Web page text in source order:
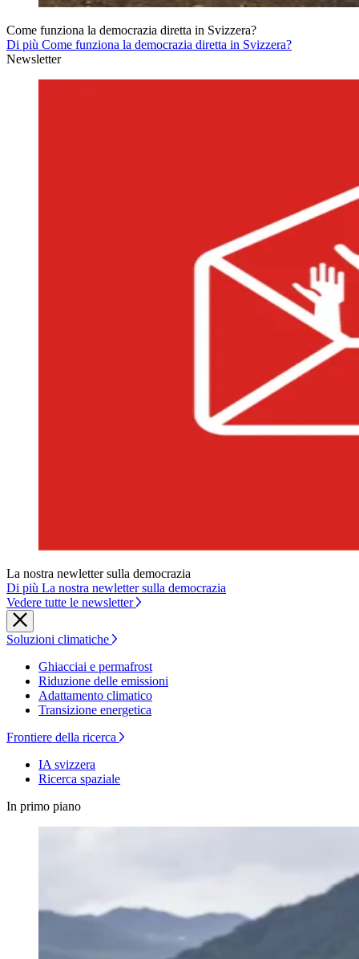
Come funziona la democrazia diretta in Svizzera?
Di più Come funziona la democrazia diretta in Svizzera?
Newsletter
La nostra newletter sulla democrazia
Di più La nostra newletter sulla democrazia
Vedere tutte le newsletter
Soluzioni climatiche
Ghiacciai e permafrost
Riduzione delle emissioni
Adattamento climatico
Transizione energetica
Frontiere della ricerca
IA svizzera
Ricerca spaziale
In primo piano